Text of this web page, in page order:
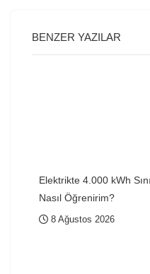
BENZER YAZILAR
Elektrikte 4.000 kWh
Nasıl Öğrenirim?
8 Ağustos 2026